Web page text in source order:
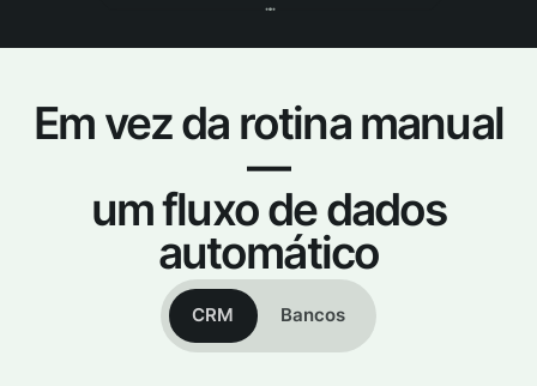
Em vez da rotina manual
—
um fluxo de dados
automático
CRM Bancos